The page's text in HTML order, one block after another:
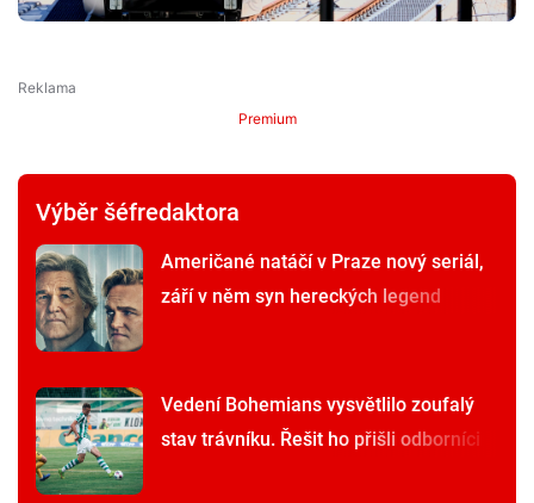
Premium
Výběr šéfredaktora
Američané natáčí v Praze nový seriál,
září v něm syn hereckých legend
Vedení Bohemians vysvětlilo zoufalý
stav trávníku. Řešit ho přišli odborníci